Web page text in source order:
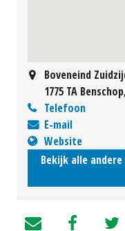
Boveneind
1775 TA
Telefoon
E-mail
Website
Bekijk alle